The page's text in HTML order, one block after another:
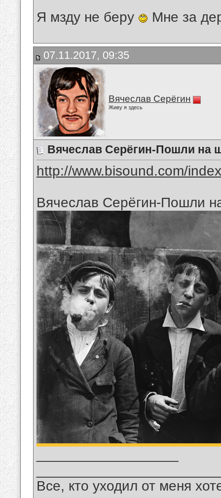
Я мзду не беру Мне за
07.11.2017, 09:35
Вячеслав Серёгин
Живу я здесь
Вячеслав Серёгин-Пошли на
http://www.bisound.com/
Вячеслав Серёгин-Пошли
Все, кто уходил от меня